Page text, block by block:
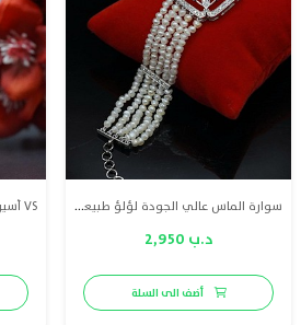
سوارة الماس عالي الجودة لؤلؤ طبيعي بحريني مع ذهب ابيض عيار 18
د.ب 2,950
أضف الى السلة